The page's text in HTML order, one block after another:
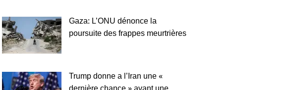
Gaza: L’ONU dénonce la
poursuite des frappes meurtrières
Trump donne a l’Iran une «